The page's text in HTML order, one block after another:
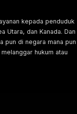
kepada penduduk
Utara, dan Kanada. Dan
pun di negara mana pun
hukum atau